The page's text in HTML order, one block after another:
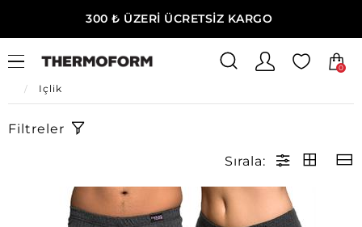
300 ₺ ÜZERİ ÜCRETSİZ KARGO
0
Ana Sayfa
Kadın Termal İçlik & Tayt
İçlik
Filtreler
Sırala: